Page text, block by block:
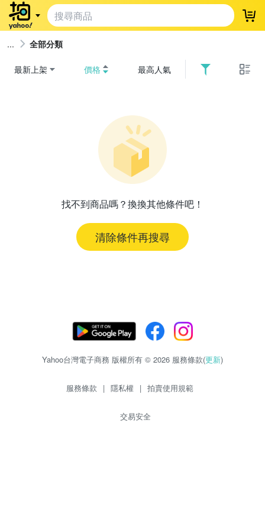
登
全部分類
最新上架 價格 最高人氣
找不到商品嗎？換換其他條件吧！
清除條件再搜尋
Yahoo台灣電子商務 版權所有 © 2026 服務條款(更新)
服務條款 | 隱私權 | 拍賣使用規範
交易安全